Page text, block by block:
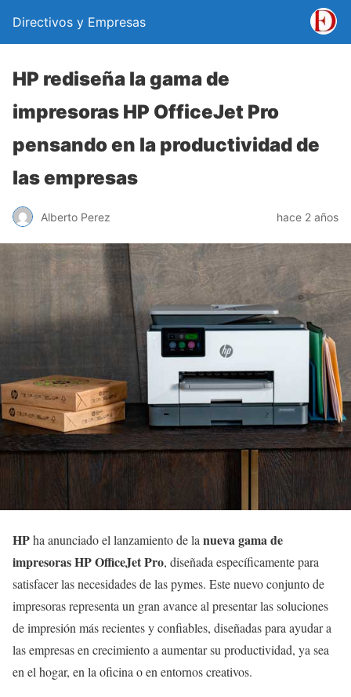
Directivos y Empresas
HP rediseña la gama de
impresoras HP OfficeJet Pro
pensando en la productividad de
las empresas
Alberto Perez hace 2 años
HPha anunciado el lanzamiento de lanueva gama de
impresoras HP OfficeJet Pro, diseñada específicamente para
satisfacer las necesidades de las pymes. Este nuevo conjunto de
impresoras representa un gran avance al presentar las soluciones
de impresión más recientes y confiables, diseñadas para ayudar a
las empresas en crecimiento a aumentar su productividad, ya sea
en el hogar, en la oficina o en entornos creativos.